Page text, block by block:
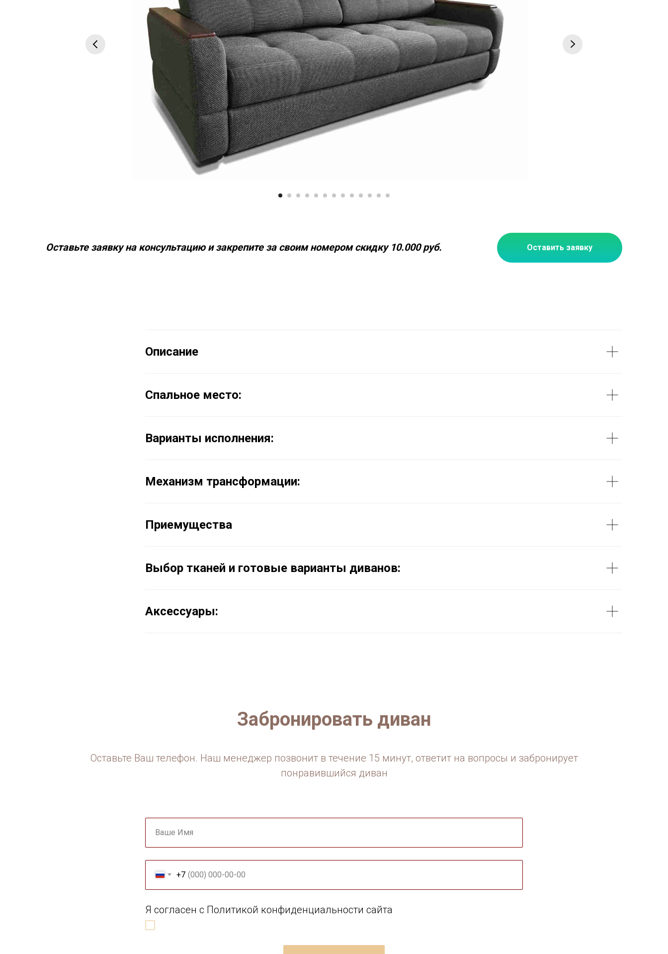
Оставьте заявку на консультацию и закрепите за своим номером скидку 10.000 руб. Оставить заявку
Описание
Спальное место:
Варианты исполнения:
Механизм трансформации:
Приемущества
Выбор тканей и готовые варианты диванов:
Аксессуары:
Забронировать диван
Оставьте Ваш телефон. Наш менеджер позвонит в течение 15 минут, ответит на вопросы и забронирует
понравившийся диван
Ваше Имя
+7
Я согласен с Политикой конфиденциальности сайта